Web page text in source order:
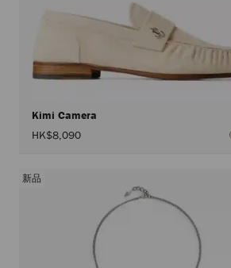
Kimi Camera
HK$8,090
新品